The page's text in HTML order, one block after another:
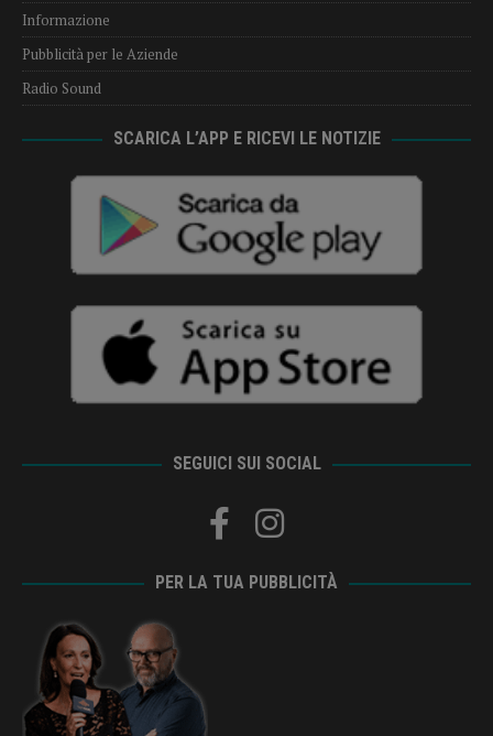
Informazione
Pubblicità per le Aziende
Radio Sound
SCARICA L’APP E RICEVI LE NOTIZIE
SEGUICI SUI SOCIAL
PER LA TUA PUBBLICITÀ